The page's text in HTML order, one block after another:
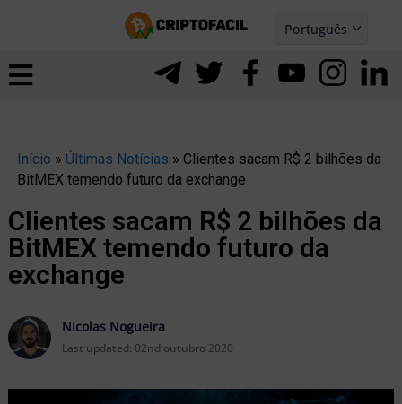
Português
Español
Início » Últimas Notícias » Clientes sacam R$ 2 bilhões da
BitMEX temendo futuro da exchange
Clientes sacam R$ 2 bilhões da
BitMEX temendo futuro da
exchange
Nicolas Nogueira
Last updated: 02nd outubro 2020